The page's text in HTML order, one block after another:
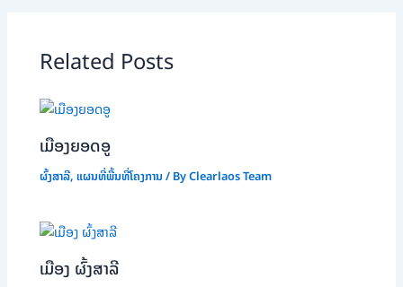
Related Posts
ເມືອງຍອດອູ
ຜົ້ງສາລີ,ແຜນທີ່ພື້ນທີ່ໂຄງການ/ ByClearlaos Team
ເມືອງ ຜົ້ງສາລີ